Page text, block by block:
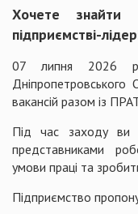
Хочете
підприємстві-
07 липня 2026
вакансій разом із
Під час заходу ви
представниками
умови праці та
Підприємство